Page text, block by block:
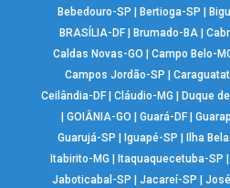
Bebedouro-SP
Bertioga-SP
BRASÍLIA-DF| Brumado-BA|
Caldas Novas-GO
|Campo Belo-
Campos Jordão-SP
Ceilândia-DF| Cláudio-MG Duque
GOIÂNIA-GO Guará-DF|
Guarujá-SP
Iguapé-SP Ilha
Itabirito-MG
Itaquaquecetuba-SP
Jaboticabal-SP
Jacareí-SP